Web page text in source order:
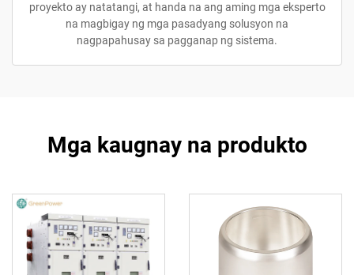
proyekto ay natatangi, at handa na ang aming mga eksperto
na magbigay ng mga pasadyang solusyon na
nagpapahusay sa pagganap ng sistema.
Mga kaugnay na produkto